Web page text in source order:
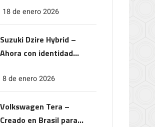
18 de enero 2026
Suzuki Dzire Hybrid –
Ahora con identidad
rendimiento
8 de enero 2026
Volkswagen Tera –
Creado en Brasil para